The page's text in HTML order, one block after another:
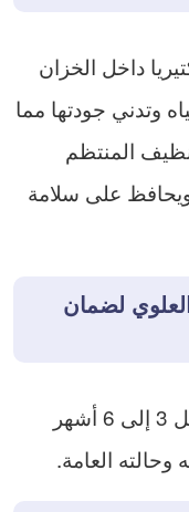
داخل الخزان
وتدني جودتها مما
المنتظم
على سلامة
لضمان
ينصح بتنظيف الخزان العلوي مرة كل 3 إلى 6 أشهر
العامة.